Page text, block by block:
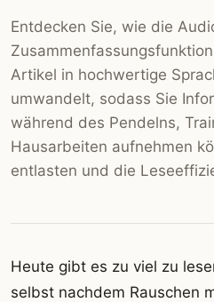
Entdecken Sie, wie die
Artikel in hochwertige
umwandelt, sodass Sie
während des Pendelns,
Hausarbeiten aufnehmen
entlasten und die
Heute gibt es zu viel zu
selbst nachdem Rauschen